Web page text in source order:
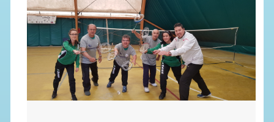
SOCIETÀ SPORTIVE
CARTE FEDERALI
ATTI UFFICIALI
TUTELA DELLA SALUTE -
ANTIDOPING